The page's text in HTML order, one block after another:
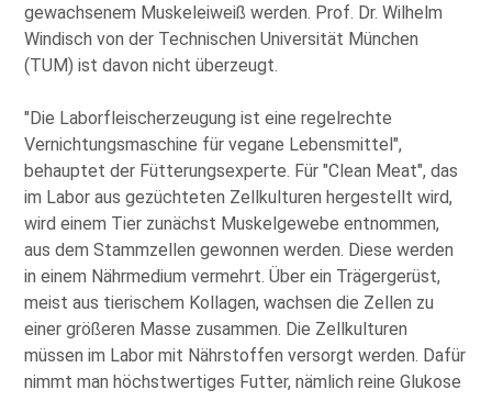
gewachsenem Muskeleiweiß werden. Prof. Dr. Wilhelm
Windisch von der Technischen Universität München
(TUM) ist davon nicht überzeugt.
Die Laborfleischerzeugung ist eine regelrechte
Vernichtungsmaschine für vegane Lebensmittel ,
behauptet der Fütterungsexperte. Für Clean Meat , das
im Labor aus gezüchteten Zellkulturen hergestellt wird,
wird einem Tier zunächst Muskelgewebe entnommen,
aus dem Stammzellen gewonnen werden. Diese werden
in einem Nährmedium vermehrt. Über ein Trägergerüst,
meist aus tierischem Kollagen, wachsen die Zellen zu
einer größeren Masse zusammen. Die Zellkulturen
müssen im Labor mit Nährstoffen versorgt werden. Dafür
nimmt man höchstwertiges Futter, nämlich reine Glukose